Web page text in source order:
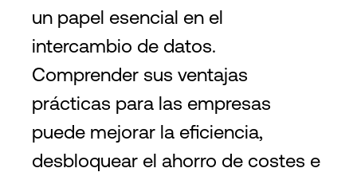
un papel esencial en el
intercambio de datos.
Comprender sus ventajas
prácticas para las empresas
puede mejorar la eficiencia,
desbloquear el ahorro de costes e